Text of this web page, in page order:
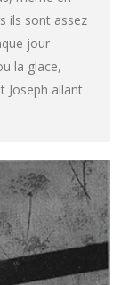
ils sont assez
jour
la glace,
Joseph allant